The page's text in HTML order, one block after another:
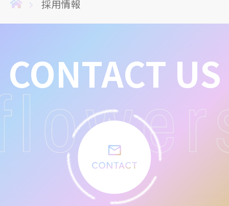
採用情報
CONTACT US